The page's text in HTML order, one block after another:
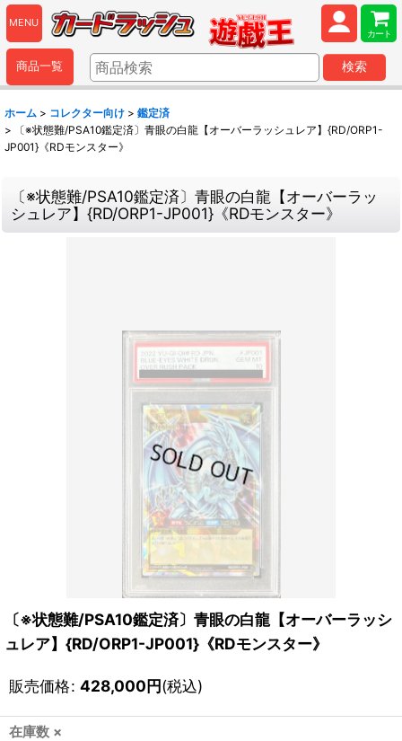
MENU
カート
商品一覧 検索
ホーム > コレクター向け > 鑑定済
>
〔※状態難/PSA10鑑定済〕青眼の白龍【オーバーラッシュレア】{RD/ORP1-
JP001}《RDモンスター》
〔※状態難/PSA10鑑定済〕青眼の白龍【オーバーラッ
シュレア】{RD/ORP1-JP001}《RDモンスター》
〔※状態難/PSA10鑑定済〕青眼の白龍【オーバーラッシ
ュレア】{RD/ORP1-JP001}《RDモンスター》
販売価格: 428,000円(税込)
在庫数 ×